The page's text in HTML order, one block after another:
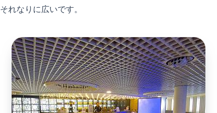
それなりに広いです。